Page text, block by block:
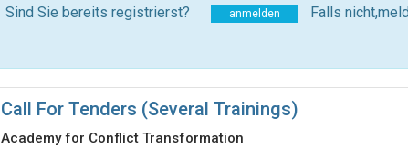
Sind Sie bereits registrierst? anmelden Falls
Call For Tenders (several Trainings)
Academy for Conflict Transformation